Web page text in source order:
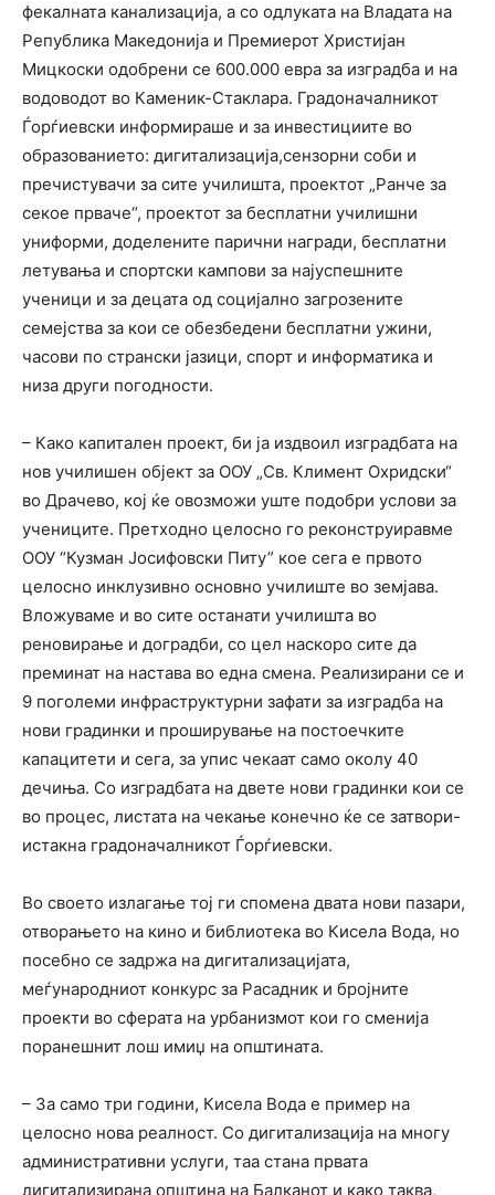
фекалната канализација, а со одлуката на Владата на
Република Македонија и Премиерот Христијан
Мицкоски одобрени се 600.000 евра за изградба и на
водоводот во Каменик-Стаклара. Градоначалникот
Ѓорѓиевски информираше и за инвестициите во
образованието: дигитализација,сензорни соби и
пречистувачи за сите училишта, проектот „Ранче за
секое прваче“, проектот за бесплатни училишни
униформи, доделените парични награди, бесплатни
летувања и спортски кампови за најуспешните
ученици и за децата од социјално загрозените
семејства за кои се обезбедени бесплатни ужини,
часови по странски јазици, спорт и информатика и
низа други погодности.
– Како капитален проект, би ја издвоил изградбата на
нов училишен објект за ООУ „Св. Климент Охридски“
во Драчево, кој ќе овозможи уште подобри услови за
учениците. Претходно целосно го реконструиравме
ООУ “Кузман Јосифовски Питу” кое сега е првото
целосно инклузивно основно училиште во земјава.
Вложуваме и во сите останати училишта во
реновирање и доградби, со цел наскоро сите да
преминат на настава во една смена. Реализирани се и
9 поголеми инфраструктурни зафати за изградба на
нови градинки и проширување на постоечките
капацитети и сега, за упис чекаат само околу 40
дечиња. Со изградбата на двете нови градинки кои се
во процес, листата на чекање конечно ќе се затвори-
истакна градоначалникот Ѓорѓиевски.
Во своето излагање тој ги спомена двата нови пазари,
отворањето на кино и библиотека во Кисела Вода, но
посебно се задржа на дигитализацијата,
меѓународниот конкурс за Расадник и бројните
проекти во сферата на урбанизмот кои го сменија
поранешнит лош имиџ на општината.
– За само три години, Кисела Вода е пример на
целосно нова реалност. Со дигитализација на многу
административни услуги, таа стана првата
дигитализирана општина на Балканот и како таква,